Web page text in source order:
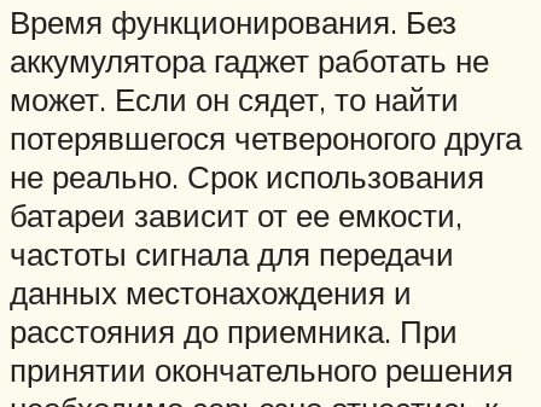
Время функционирования. Без
аккумулятора гаджет работать не
может. Если он сядет, то найти
потерявшегося четвероногого друга
не реально. Срок использования
батареи зависит от ее емкости,
частоты сигнала для передачи
данных местонахождения и
расстояния до приемника. При
принятии окончательного решения